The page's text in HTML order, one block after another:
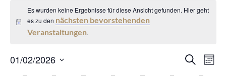
Hinweis
Es wurden keine Ergebnisse für diese Ansicht gefunden. Hier geht
es zu den nächsten bevorstehenden
Veranstaltungen.
Suche
01/02/2026